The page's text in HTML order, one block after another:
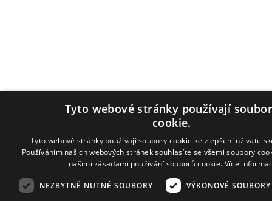
Tyto webové stránky používají
cookie.
Tyto webové stránky používají soubory cookie ke zlepšení
Používáním našich webových stránek souhlasíte se všemi soubory
našimi zásadami používání souborů cookie. Více
NEZBYTNĚ NUTNÉ SOUBORY VÝKONOVÉ SOUBORY